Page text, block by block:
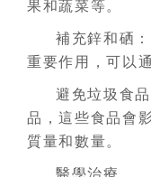
果和蔬菜等。
補充鋅和硒
重要作用，可以
避免垃圾食
品，這些食品會
質量和數量。
醫學治療